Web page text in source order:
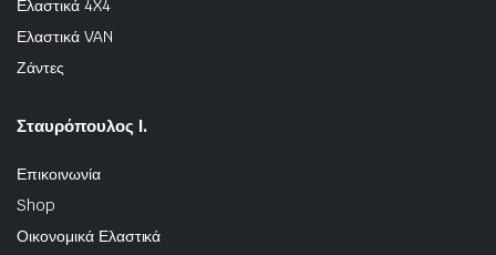
Ελαστικά 4X4
Ελαστικά VAN
Ζάντες
Σταυρόπουλος Ι.
Επικοινωνία
Shop
Οικονομικά Ελαστικά